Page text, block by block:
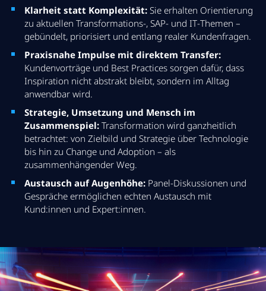
wirklich Wert schaffen
Warum der Go-live noch lange kein Business
Impact ist
Part 1 | 30min
Mehr Infos zur Session
Digital Adoption: der Schlüssel für
Business-Innovation
Warum 95 Prozent des KI-Potentials
ungenutzt bleiben
Mehr Infos zur Session
Klarheit statt Komplexität: Sie erhalten Orientierung
zu aktuellen Transformations‑, SAP‑ und IT‑Themen –
gebündelt, priorisiert und entlang realer Kundenfragen.
Praxisnahe Impulse mit direktem Transfer:
Kundenvorträge und Best Practices sorgen dafür, dass
Inspiration nicht abstrakt bleibt, sondern im Alltag
anwendbar wird.
Strategie, Umsetzung und Mensch im
Zusammenspiel: Transformation wird ganzheitlich
betrachtet: von Zielbild und Strategie über Technologie
bis hin zu Change und Adoption – als
zusammenhängender Weg.
Austausch auf Augenhöhe:Panel-Diskussionen und
Gespräche ermöglichen echten Austausch mit
Kund:innen und Expert:innen.